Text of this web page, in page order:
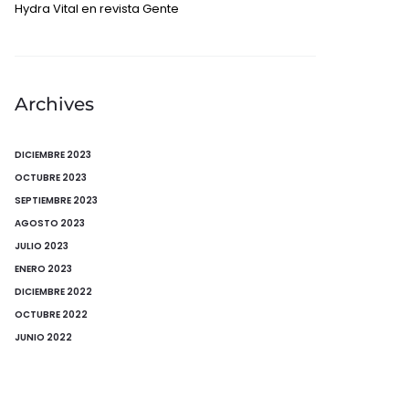
Hydra Vital en revista Gente
Archives
DICIEMBRE 2023
OCTUBRE 2023
SEPTIEMBRE 2023
AGOSTO 2023
JULIO 2023
ENERO 2023
DICIEMBRE 2022
OCTUBRE 2022
JUNIO 2022